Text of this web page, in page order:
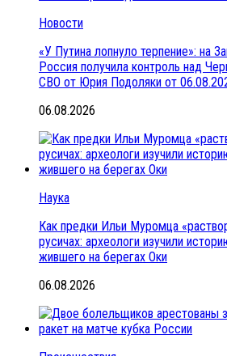
Новости
«У Путина лопнуло терпение»: на
Россия получила контроль над
СВО от Юрия Подоляки от
06.08.2026
Наука
Как предки Ильи Муромца
русичах: археологи изучили
жившего на берегах Оки
06.08.2026